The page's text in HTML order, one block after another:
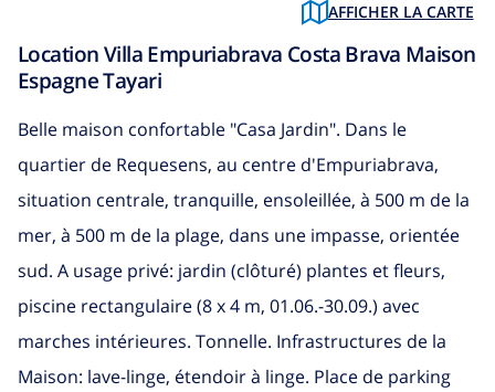
AFFICHER LA CARTE
Location Villa Empuriabrava Costa Brava Maison
Espagne Tayari
Belle maison confortable "Casa Jardin". Dans le
quartier de Requesens, au centre d'Empuriabrava,
situation centrale, tranquille, ensoleillée, à 500 m de la
mer, à 500 m de la plage, dans une impasse, orientée
sud. A usage privé: jardin (clôturé) plantes et fleurs,
piscine rectangulaire (8 x 4 m, 01.06.-30.09.) avec
marches intérieures. Tonnelle. Infrastructures de la
Maison: lave-linge, étendoir à linge. Place de parking